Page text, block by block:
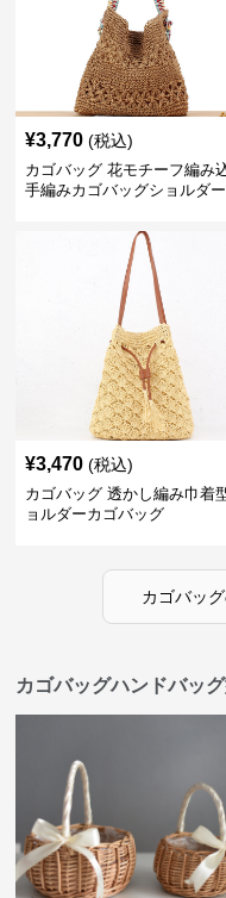
¥3,770 (税込)
カゴバッグ 花モチーフ編み
手編みカゴバッグショルダー
¥3,470 (税込)
カゴバッグ 透かし編み巾着
ョルダーカゴバッグ
カゴバッグ
カゴバッグハンドバッ